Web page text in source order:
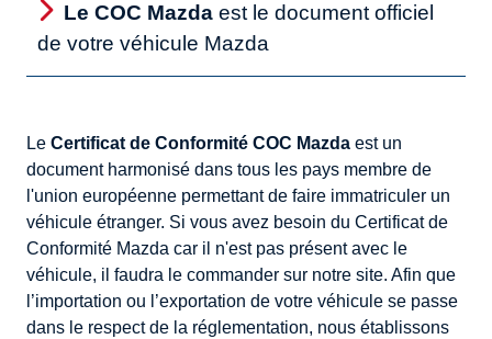
Le COC Mazda est le document officiel
de votre véhicule Mazda
Le Certificat de Conformité COC Mazda est un
document harmonisé dans tous les pays membre de
l'union européenne permettant de faire immatriculer un
véhicule étranger. Si vous avez besoin du Certificat de
Conformité Mazda car il n'est pas présent avec le
véhicule, il faudra le commander sur notre site. Afin que
l’importation ou l’exportation de votre véhicule se passe
dans le respect de la réglementation, nous établissons